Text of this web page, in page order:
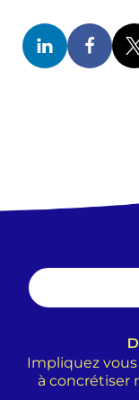
Impliquez
à concrétiser